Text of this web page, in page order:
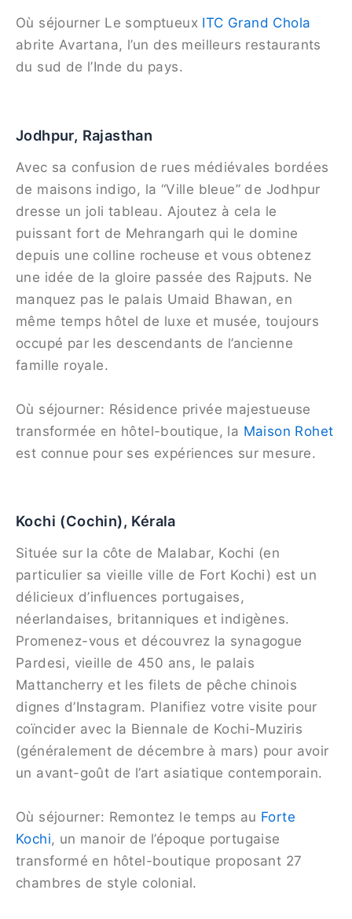
Où séjourner Le somptueux ITC Grand Chola
abrite Avartana, l’un des meilleurs restaurants
du sud de l’Inde du pays.
Jodhpur, Rajasthan
Avec sa confusion de rues médiévales bordées
de maisons indigo, la “Ville bleue” de Jodhpur
dresse un joli tableau. Ajoutez à cela le
puissant fort de Mehrangarh qui le domine
depuis une colline rocheuse et vous obtenez
une idée de la gloire passée des Rajputs. Ne
manquez pas le palais Umaid Bhawan, en
même temps hôtel de luxe et musée, toujours
occupé par les descendants de l’ancienne
famille royale.
Où séjourner: Résidence privée majestueuse
transformée en hôtel-boutique, la Maison Rohet
est connue pour ses expériences sur mesure.
Kochi (Cochin), Kérala
Située sur la côte de Malabar, Kochi (en
particulier sa vieille ville de Fort Kochi) est un
délicieux d’influences portugaises,
néerlandaises, britanniques et indigènes.
Promenez-vous et découvrez la synagogue
Pardesi, vieille de 450 ans, le palais
Mattancherry et les filets de pêche chinois
dignes d’Instagram. Planifiez votre visite pour
coïncider avec la Biennale de Kochi-Muziris
(généralement de décembre à mars) pour avoir
un avant-goût de l’art asiatique contemporain.
Où séjourner: Remontez le temps au Forte
Kochi, un manoir de l’époque portugaise
transformé en hôtel-boutique proposant 27
chambres de style colonial.